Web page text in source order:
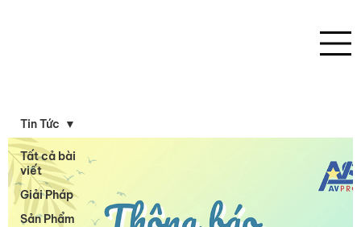
Tất cả bài
viết
Giải Pháp
Sản Phẩm
Tin Tức